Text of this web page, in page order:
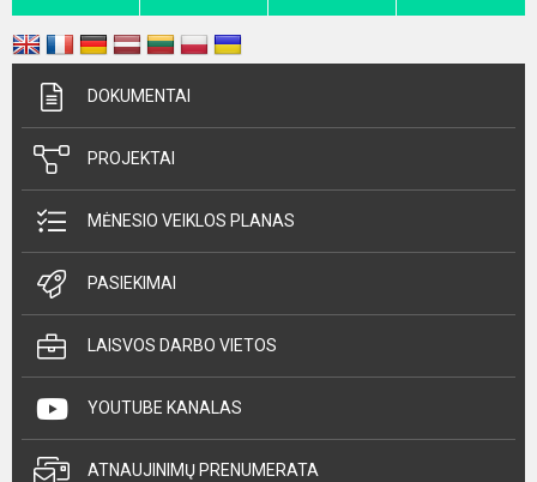
DOKUMENTAI
PROJEKTAI
MĖNESIO VEIKLOS PLANAS
PASIEKIMAI
LAISVOS DARBO VIETOS
YOUTUBE KANALAS
ATNAUJINIMŲ PRENUMERATA